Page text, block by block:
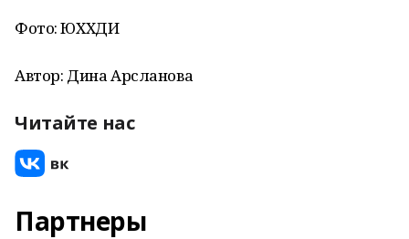
Фото: ЮХХДИ
Автор: Дина Арсланова
Читайте нас
Партнеры